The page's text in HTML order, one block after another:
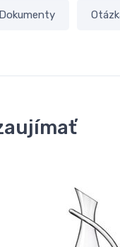
Dokumenty